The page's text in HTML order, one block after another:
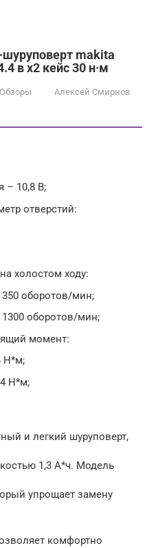
makita
в х2 кейс 30 н·м
Обзоры Алексей Смирнов
– 10,8 В;
отверстий:
холостом ходу:
350 оборотов/мин;
оборотов/мин;
момент:
Н*м;
Н*м;
и легкий шуруповерт,
1,3 А*ч. Модель
упрощает замену
комфортно